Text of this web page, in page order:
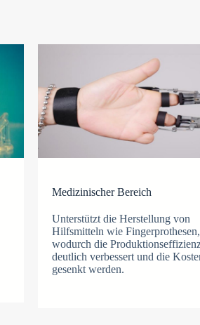
Medizinischer Bereich
Unterstützt die Herstellung von
Hilfsmitteln wie Fingerprothesen,
wodurch die
deutlich verbessert und die
gesenkt werden.